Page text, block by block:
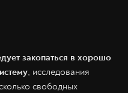
закопаться в хорошо
, исследования
свободных